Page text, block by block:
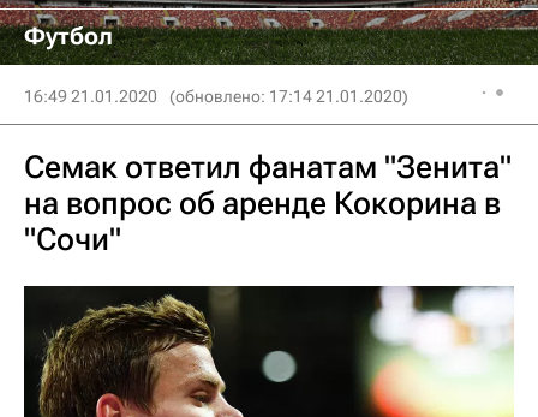
Футбол
16:49 21.01.2020 (обновлено: 17:14 21.01.2020)
Семак ответил фанатам "Зенита"
на вопрос об аренде Кокорина в
"Сочи"